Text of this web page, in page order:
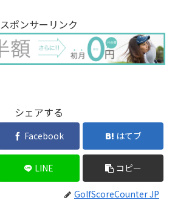
スポンサーリンク
シェアする
Facebook はてブ
LINE コピー
GolfScoreCounter JP